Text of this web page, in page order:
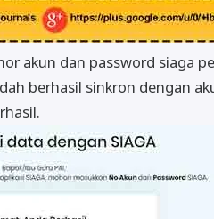
akun dan password siaga
berhasil sinkron dengan